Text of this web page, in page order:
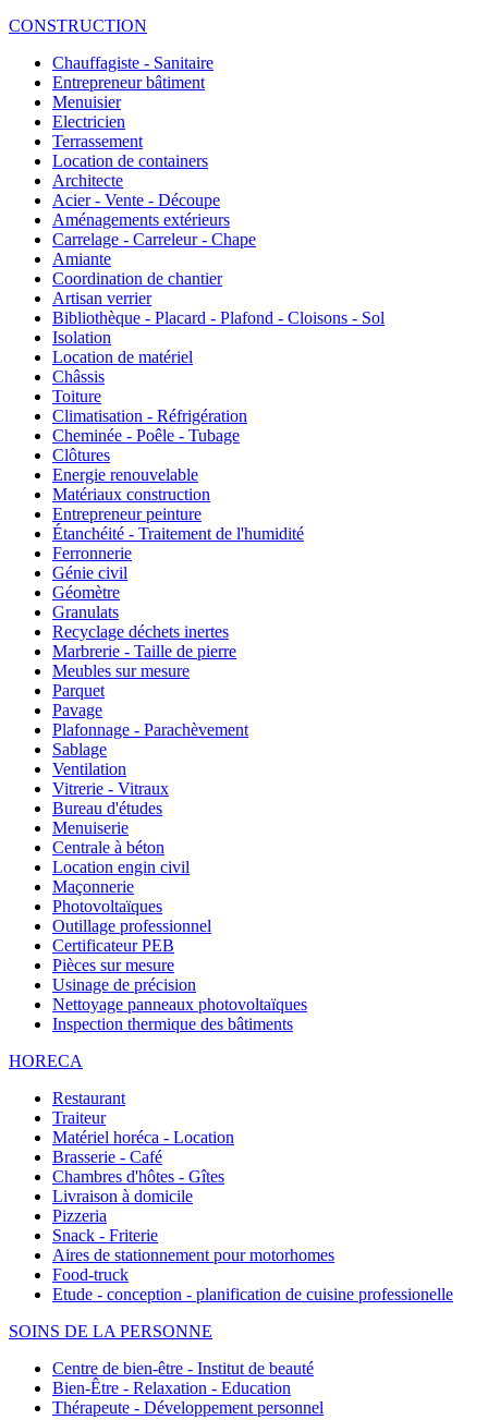
CONSTRUCTION
Chauffagiste - Sanitaire
Entrepreneur bâtiment
Menuisier
Electricien
Terrassement
Location de containers
Architecte
Acier - Vente - Découpe
Aménagements extérieurs
Carrelage - Carreleur - Chape
Amiante
Coordination de chantier
Artisan verrier
Bibliothèque - Placard - Plafond - Cloisons - Sol
Isolation
Location de matériel
Châssis
Toiture
Climatisation - Réfrigération
Cheminée - Poêle - Tubage
Clôtures
Energie renouvelable
Matériaux construction
Entrepreneur peinture
Étanchéité - Traitement de l'humidité
Ferronnerie
Génie civil
Géomètre
Granulats
Recyclage déchets inertes
Marbrerie - Taille de pierre
Meubles sur mesure
Parquet
Pavage
Plafonnage - Parachèvement
Sablage
Ventilation
Vitrerie - Vitraux
Bureau d'études
Menuiserie
Centrale à béton
Location engin civil
Maçonnerie
Photovoltaïques
Outillage professionnel
Certificateur PEB
Pièces sur mesure
Usinage de précision
Nettoyage panneaux photovoltaïques
Inspection thermique des bâtiments
HORECA
Restaurant
Traiteur
Matériel horéca - Location
Brasserie - Café
Chambres d'hôtes - Gîtes
Livraison à domicile
Pizzeria
Snack - Friterie
Aires de stationnement pour motorhomes
Food-truck
Etude - conception - planification de cuisine professionelle
SOINS DE LA PERSONNE
Centre de bien-être - Institut de beauté
Bien-Être - Relaxation - Education
Thérapeute - Développement personnel